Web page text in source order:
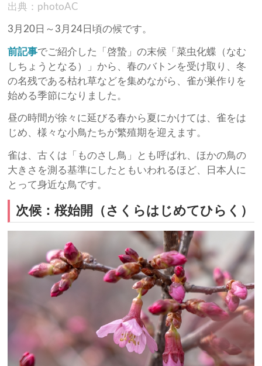
出典：photoAC
3月20日～3月24日頃の候です。
前記事でご紹介した「啓蟄」の末候「菜虫化蝶（なむ
しちょうとなる）」から、春のバトンを受け取り、冬
の名残である枯れ草などを集めながら、雀が巣作りを
始める季節になりました。
昼の時間が徐々に延びる春から夏にかけては、雀をは
じめ、様々な小鳥たちが繁殖期を迎えます。
雀は、古くは「ものさし鳥」とも呼ばれ、ほかの鳥の
大きさを測る基準にしたともいわれるほど、日本人に
とって身近な鳥です。
次候：桜始開（さくらはじめてひらく）